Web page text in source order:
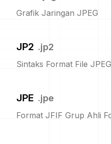
Grafik Jaringan JPEG
JP2 .jp2
Sintaks Format File
JPE .jpe
Format JFIF Grup Ahli